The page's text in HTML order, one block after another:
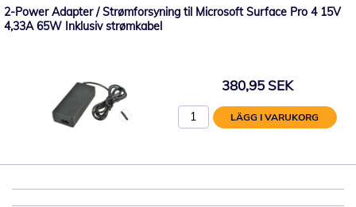
2-Power Adapter / Strømforsyning til Microsoft Surface Pro 4 15V
4,33A 65W Inklusiv strømkabel
380,95 SEK
LÄGG I VARUKORG